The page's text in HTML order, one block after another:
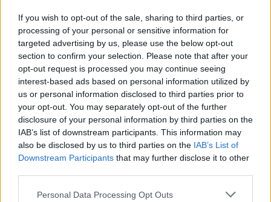
If you wish to opt-out of the sale, sharing to third parties, or
processing of your personal or sensitive information for
targeted advertising by us, please use the below opt-out
section to confirm your selection. Please note that after your
opt-out request is processed you may continue seeing
interest-based ads based on personal information utilized by
us or personal information disclosed to third parties prior to
your opt-out. You may separately opt-out of the further
disclosure of your personal information by third parties on the
IAB’s list of downstream participants. This information may
also be disclosed by us to third parties on the IAB’s List of
Downstream Participants that may further disclose it to other
Personal Data Processing Opt Outs
Un minuto de amor
El reo
Don Diablo
Chiquilla linda